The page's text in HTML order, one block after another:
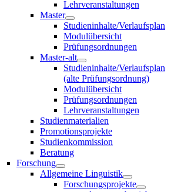
Lehrveranstaltungen
Master
Studieninhalte/Verlaufsplan
Modulübersicht
Prüfungsordnungen
Master-alt
Studieninhalte/Verlaufsplan
(alte Prüfungsordnung)
Modulübersicht
Prüfungsordnungen
Lehrveranstaltungen
Studienmaterialien
Promotionsprojekte
Studienkommission
Beratung
Forschung
Allgemeine Linguistik
Forschungsprojekte